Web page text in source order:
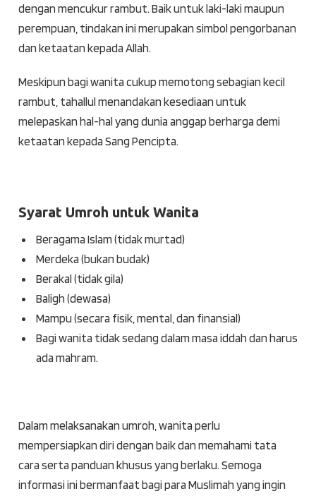
dengan mencukur rambut. Baik untuk laki-laki maupun
perempuan, tindakan ini merupakan simbol pengorbanan
dan ketaatan kepada Allah.
Meskipun bagi wanita cukup memotong sebagian kecil
rambut, tahallul menandakan kesediaan untuk
melepaskan hal-hal yang dunia anggap berharga demi
ketaatan kepada Sang Pencipta.
Syarat Umroh untuk Wanita
Beragama Islam (tidak murtad)
Merdeka (bukan budak)
Berakal (tidak gila)
Baligh (dewasa)
Mampu (secara fisik, mental, dan finansial)
Bagi wanita tidak sedang dalam masa iddah dan harus
ada mahram.
Dalam melaksanakan umroh, wanita perlu
mempersiapkan diri dengan baik dan memahami tata
cara serta panduan khusus yang berlaku. Semoga
informasi ini bermanfaat bagi para Muslimah yang ingin